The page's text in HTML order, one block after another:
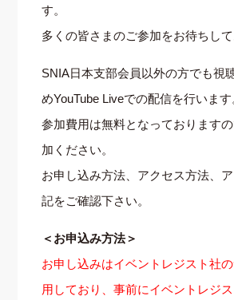
す。
多くの皆さまのご参加をお待ちして
SNIA日本支部会員以外の方でも視
めYouTube Liveでの配信を行います
参加費用は無料となっております
加ください。
お申し込み方法、アクセス方法、
記をご確認下さい。
＜お申込み方法＞
お申し込みはイベントレジスト社
用しており、事前にイベントレジ